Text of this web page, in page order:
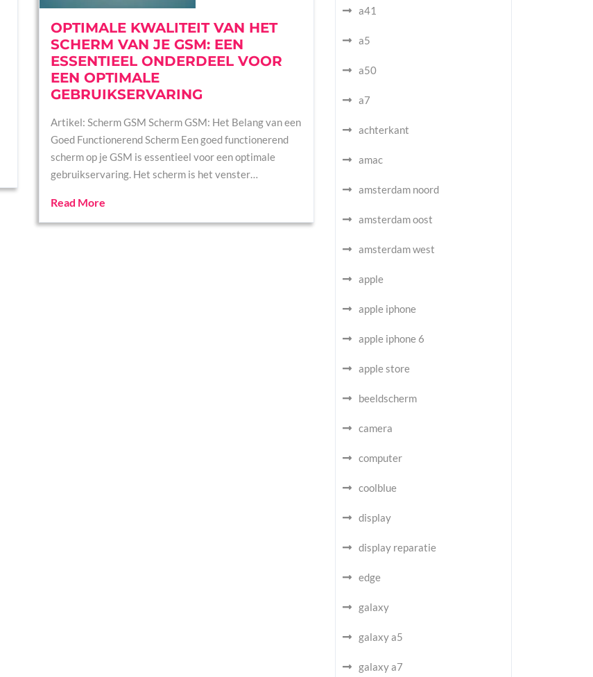
OPTIMALE KWALITEIT VAN HET
SCHERM VAN JE GSM: EEN
ESSENTIEEL ONDERDEEL VOOR
EEN OPTIMALE
GEBRUIKSERVARING
Artikel: Scherm GSM Scherm GSM: Het Belang van een
Goed Functionerend Scherm Een goed functionerend
scherm op je GSM is essentieel voor een optimale
gebruikservaring. Het scherm is het venster…
Read More
a41
a5
a50
a7
achterkant
amac
amsterdam noord
amsterdam oost
amsterdam west
apple
apple iphone
apple iphone 6
apple store
beeldscherm
camera
computer
coolblue
display
display reparatie
edge
galaxy
galaxy a5
galaxy a7